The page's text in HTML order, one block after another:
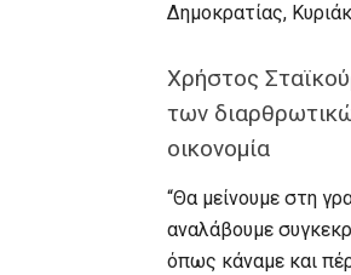
Δημοκρατίας,
Χρήστος
των
οικονομία
“Θα μείνουμε στη
αναλάβουμε
όπως κάναμε και